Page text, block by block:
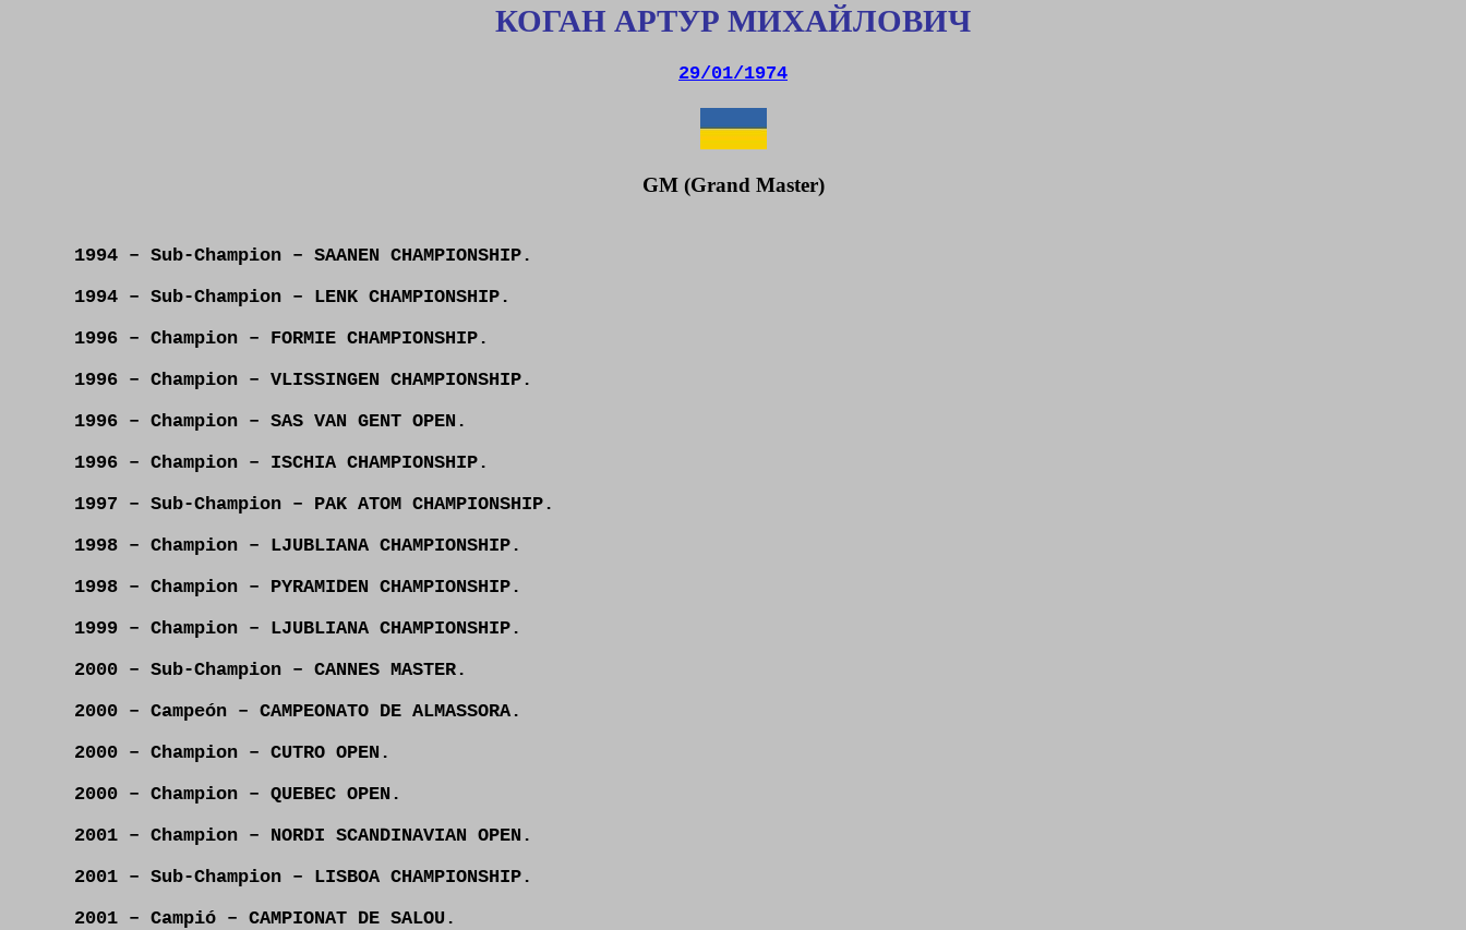
КОГАН АРТУР МИХАЙЛОВИЧ
29/01/1974
GM (Grand Master)
1994 – Sub-Champion – SAANEN CHAMPIONSHIP.
1994 – Sub-Champion – LENK CHAMPIONSHIP.
1996 – Champion – FORMIE CHAMPIONSHIP.
1996 – Champion – VLISSINGEN CHAMPIONSHIP.
1996 – Champion – SAS VAN GENT OPEN.
1996 – Champion – ISCHIA CHAMPIONSHIP.
1997 – Sub-Champion – PAK ATOM CHAMPIONSHIP.
1998 – Champion – LJUBLIANA CHAMPIONSHIP.
1998 – Champion – PYRAMIDEN CHAMPIONSHIP.
1999 – Champion – LJUBLIANA CHAMPIONSHIP.
2000 – Sub-Champion – CANNES MASTER.
2000 – Campeón – CAMPEONATO DE ALMASSORA.
2000 – Champion – CUTRO OPEN.
2000 – Champion – QUEBEC OPEN.
2001 – Champion – NORDI SCANDINAVIAN OPEN.
2001 – Sub-Champion – LISBOA CHAMPIONSHIP.
2001 – Campió – CAMPIONAT DE SALOU.